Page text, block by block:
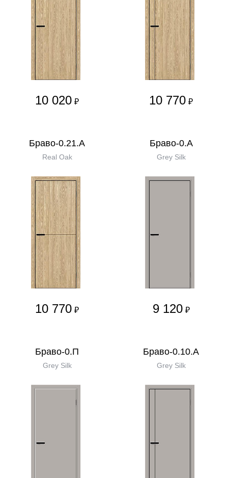
10 020 ₽ 10 770 ₽
Браво-0.21.А
Real Oak
10 770 ₽
Браво-0.А
Grey Silk
9 120 ₽
Браво-0.П
Grey Silk
Браво-0.10.А
Grey Silk